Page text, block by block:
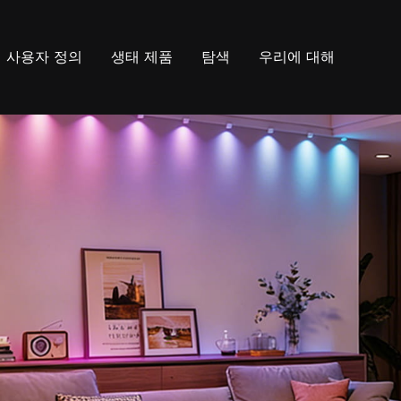
사용자 정의 생태 제품 탐색 우리에 대해